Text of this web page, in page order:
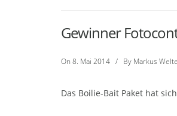
Gewinner
On 8. Mai 2014 / By Markus
Das Boilie-Bait Paket hat sich